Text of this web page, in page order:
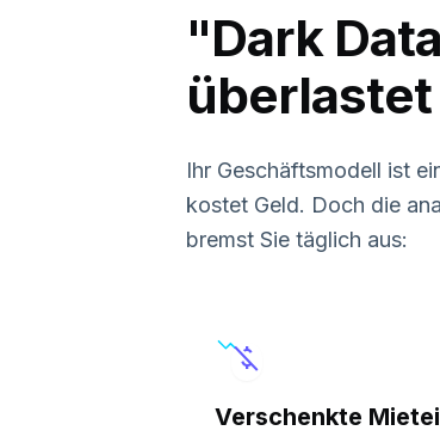
"Dark
überlastet
Ihr Geschäftsmodell ist
kostet Geld. Doch die
bremst Sie täglich aus:
trending_downmoney_off
Verschenkte